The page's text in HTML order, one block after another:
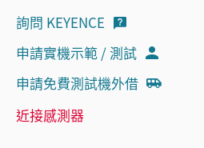
詢問 KEYENCE
申請實機示範 / 測試
申請免費測試機外借
近接感測器